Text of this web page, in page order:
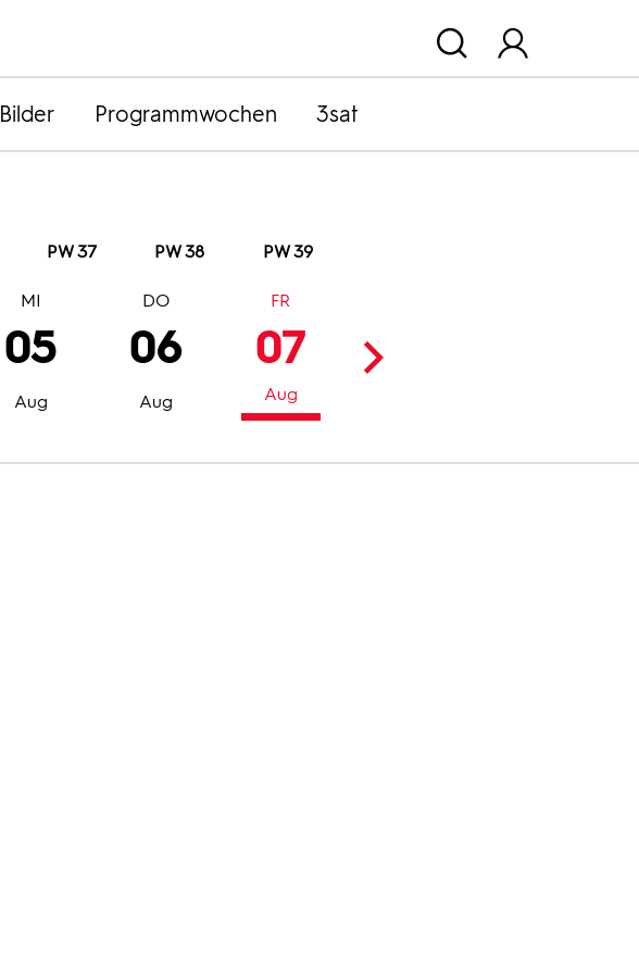
Bilder Programmwochen 3sat
PW 37 PW 38 PW 39
05
Aug
MI
06
Aug
DO
07
Aug
FR
08